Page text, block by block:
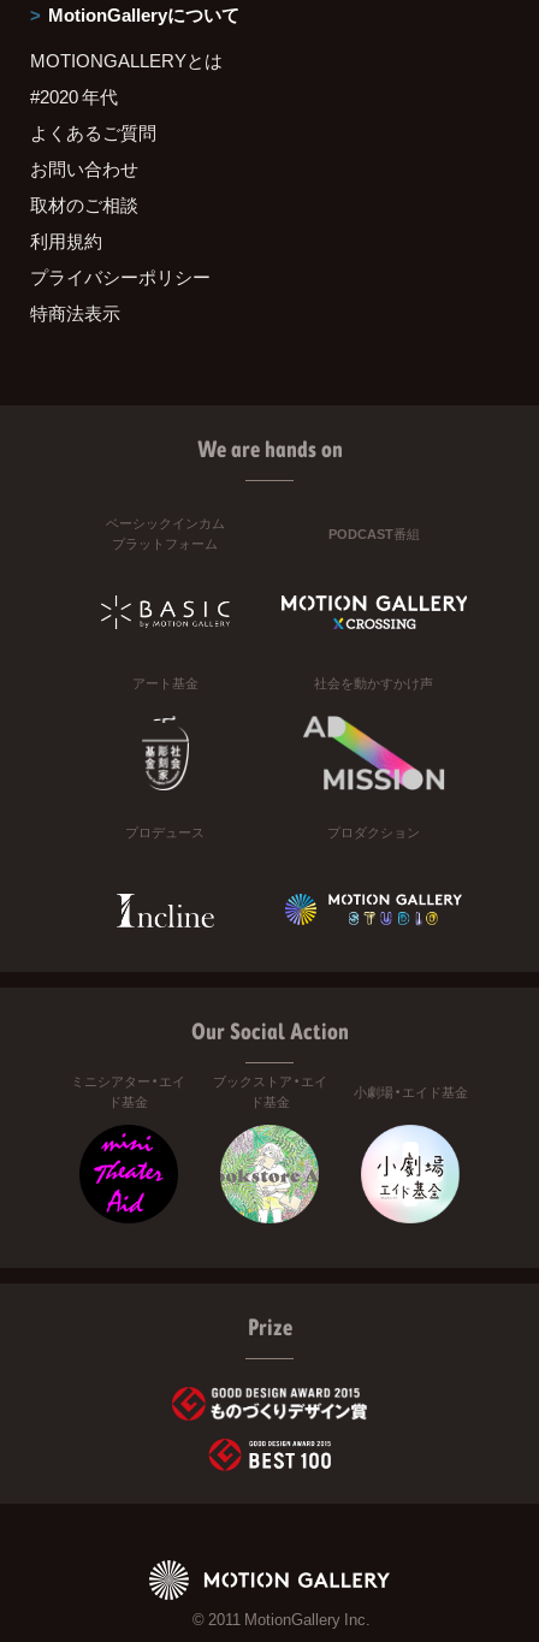
MotionGalleryについて
MOTIONGALLERYとは
#2020 年代
よくあるご質問
お問い合わせ
取材のご相談
利用規約
プライバシーポリシー
特商法表示
We are hands on
ベーシックインカム
プラットフォーム
PODCAST番組
アート基金 社会を動かすかけ声
プロデュース プロダクション
Our Social Action
ミニシアター・エイ
ド基金
ブックストア・エイ
ド基金
小劇場・エイド基金
Prize
© 2011 MotionGallery Inc.